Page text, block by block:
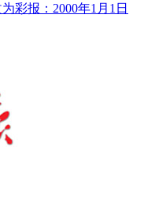
彩报：2000年1月1日